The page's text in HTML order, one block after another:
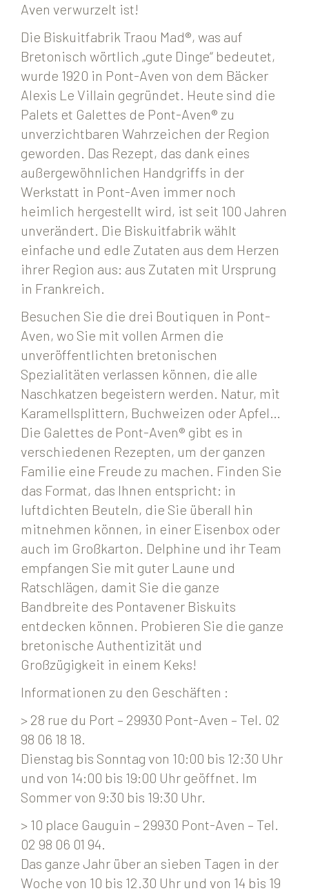
Aven verwurzelt ist!
Die Biskuitfabrik Traou Mad®, was auf
Bretonisch wörtlich „gute Dinge“ bedeutet,
wurde 1920 in Pont-Aven von dem Bäcker
Alexis Le Villain gegründet. Heute sind die
Palets et Galettes de Pont-Aven® zu
unverzichtbaren Wahrzeichen der Region
geworden. Das Rezept, das dank eines
außergewöhnlichen Handgriffs in der
Werkstatt in Pont-Aven immer noch
heimlich hergestellt wird, ist seit 100 Jahren
unverändert. Die Biskuitfabrik wählt
einfache und edle Zutaten aus dem Herzen
ihrer Region aus: aus Zutaten mit Ursprung
in Frankreich.
Besuchen Sie die drei Boutiquen in Pont-
Aven, wo Sie mit vollen Armen die
unveröffentlichten bretonischen
Spezialitäten verlassen können, die alle
Naschkatzen begeistern werden. Natur, mit
Karamellsplittern, Buchweizen oder Apfel…
Die Galettes de Pont-Aven® gibt es in
verschiedenen Rezepten, um der ganzen
Familie eine Freude zu machen. Finden Sie
das Format, das Ihnen entspricht: in
luftdichten Beuteln, die Sie überall hin
mitnehmen können, in einer Eisenbox oder
auch im Großkarton. Delphine und ihr Team
empfangen Sie mit guter Laune und
Ratschlägen, damit Sie die ganze
Bandbreite des Pontavener Biskuits
entdecken können. Probieren Sie die ganze
bretonische Authentizität und
Großzügigkeit in einem Keks!
Informationen zu den Geschäften :
> 28 rue du Port – 29930 Pont-Aven – Tel. 02
98 06 18 18.
Dienstag bis Sonntag von 10:00 bis 12:30 Uhr
und von 14:00 bis 19:00 Uhr geöffnet. Im
Sommer von 9:30 bis 19:30 Uhr.
> 10 place Gauguin – 29930 Pont-Aven – Tel.
02 98 06 01 94.
Das ganze Jahr über an sieben Tagen in der
Woche von 10 bis 12.30 Uhr und von 14 bis 19